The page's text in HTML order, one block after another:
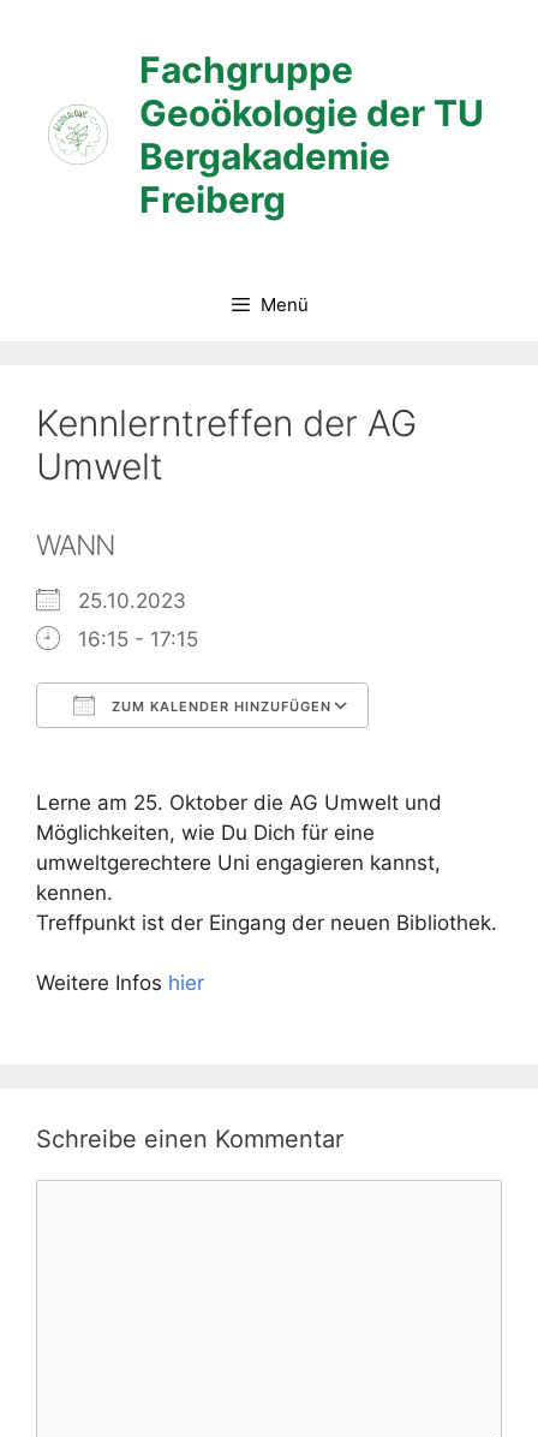
Fachgruppe
Geoökologie der TU
Bergakademie
Freiberg
Menü
Kennlerntreffen der AG
Umwelt
WANN
25.10.2023
16:15 - 17:15
ZUM KALENDER HINZUFÜGEN
Lerne am 25. Oktober die AG Umwelt und
Möglichkeiten, wie Du Dich für eine
umweltgerechtere Uni engagieren kannst,
kennen.
Treffpunkt ist der Eingang der neuen Bibliothek.
Weitere Infos hier
Schreibe einen Kommentar